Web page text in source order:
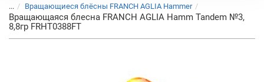
... Вращающиеся блёсны FRANCH AGLIA Hammer
Вращающаяся блесна FRANCH AGLIA Hamm Tandem №3,
8,8гр FRHT0388FT